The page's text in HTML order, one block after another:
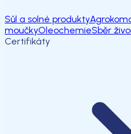
Sůl a solné produkty
moučkyOleochemieSběr
Certifikáty